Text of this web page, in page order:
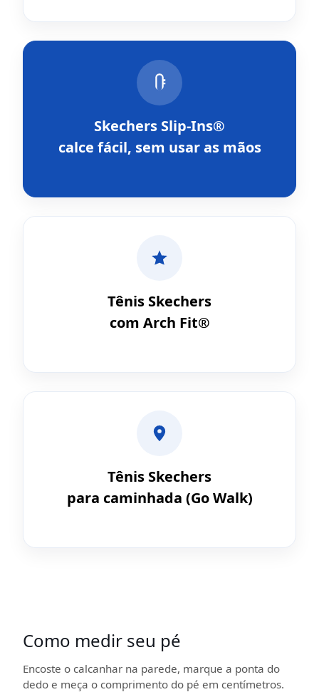
Skechers Slip-Ins®
calce fácil, sem usar as mãos
Tênis Skechers
com Arch Fit®
Tênis Skechers
para caminhada (Go Walk)
Como medir seu pé
Encoste o calcanhar na parede, marque a ponta do
dedo e meça o comprimento do pé em centímetros.